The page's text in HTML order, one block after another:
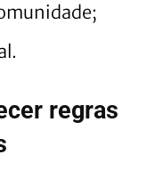
regras